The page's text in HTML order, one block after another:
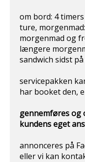
om bord: 4
ture,
morgenmad og
længere
servicepakken
har booket
gennemføres og
kundens eget
annonceres på
eller vi kan